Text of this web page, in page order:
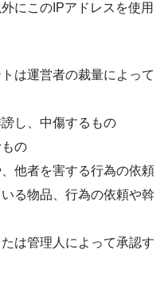
にこのIPアドレスを使用
は運営者の裁量によって
し、中傷するもの
の
他者を害する行為の依頼
る物品、行為の依頼や斡
は管理人によって承認す